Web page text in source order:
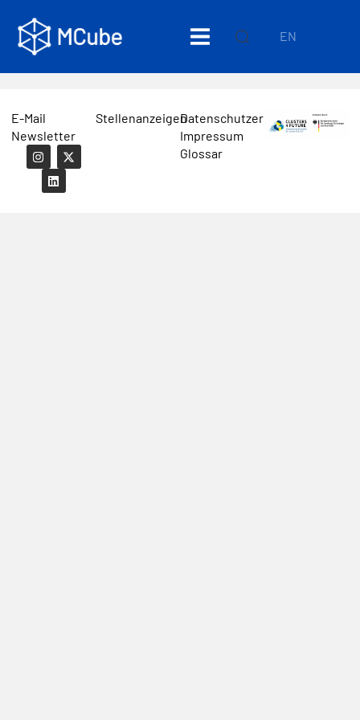
EN
E-Mail
Newsletter
StellenanzeigenDatenschutzerklärung
Impressum
Glossar